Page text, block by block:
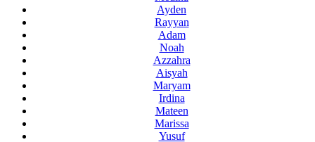
Ayden
Rayyan
Adam
Noah
Azzahra
Aisyah
Maryam
Irdina
Mateen
Marissa
Yusuf